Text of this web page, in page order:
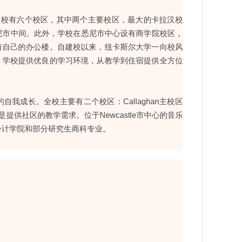
有六个校区，其中两个主要校区，最大的卡拉汉校区
中间。此外，学校在悉尼市中心设有商学院校区，在
己的办公楼。自建校以来，纽卡斯尔大学一向校风严
校提供优良的学习环境，从教学到住宿提供全方位保
我成长。全校主要有二个校区：Callaghan主校区位
供社区的教学需求。位于Newcastle市中心的音乐学
学院和部分研究生商科专业。